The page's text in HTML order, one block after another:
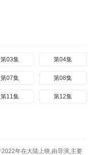
第03集 第04集
第07集 第08集
第11集 第12集
2022年在大陆上映,由导演,主要